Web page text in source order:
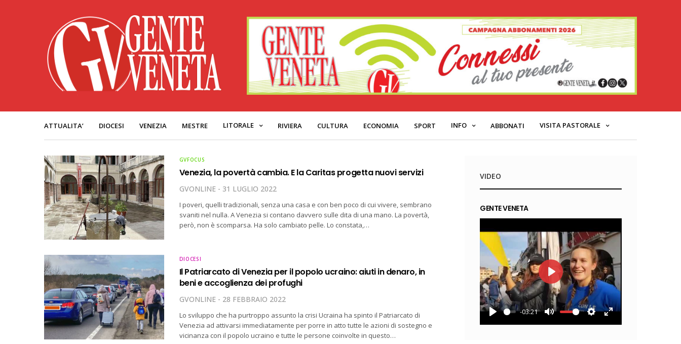
ATTUALITA’ DIOCESI VENEZIA MESTRE LITORALE RIVIERA CULTURA ECONOMIA SPORT INFO ABBONATI VISITA PASTORALE
GVFOCUS
Venezia, la povertà cambia. E la Caritas progetta nuovi servizi
GVONLINE 31 LUGLIO 2022
I poveri, quelli tradizionali, senza una casa e con ben poco di cui vivere, sembrano
svaniti nel nulla. A Venezia si contano davvero sulle dita di una mano. La povertà,
però, non è scomparsa. Ha solo cambiato pelle. Lo constata,…
DIOCESI
Il Patriarcato di Venezia per il popolo ucraino: aiuti in denaro, in
beni e accoglienza dei profughi
GVONLINE 28 FEBBRAIO 2022
Lo sviluppo che ha purtroppo assunto la crisi Ucraina ha spinto il Patriarcato di
Venezia ad attivarsi immediatamente per porre in atto tutte le azioni di sostegno e
vicinanza con il popolo ucraino e tutte le persone coinvolte in questo…
VIDEO
GENTE VENETA
-03:21
Play